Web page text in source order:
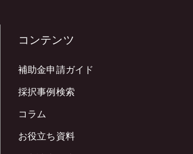
コンテンツ
補助金申請ガイド
採択事例検索
コラム
お役立ち資料